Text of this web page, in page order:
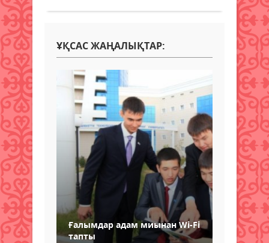
ҰҚСАС ЖАҢАЛЫҚТАР:
Ғалымдар адам миынан Wi-Fi
тапты